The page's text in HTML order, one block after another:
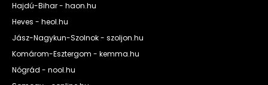
Hajdú-Bihar - haon.hu
Heves - heol.hu
Jász-Nagykun-Szolnok - szoljon.hu
Komárom-Esztergom - kemma.hu
Nógrád - nool.hu